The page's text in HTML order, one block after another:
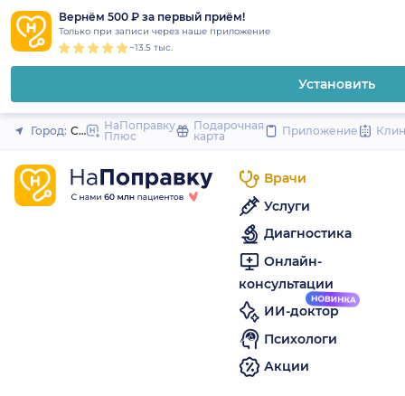
Вернём 500 ₽ за первый приём!
Только при записи через наше приложение
~13.5 тыс.
Установить
Закрыть
Город: Санкт-Петербург
НаПоправку
Плюс
Подарочная
карта
Приложение
Врачи
Услуги
Диагностика
Онлайн-
консультации
ИИ-доктор
Психологи
Акции